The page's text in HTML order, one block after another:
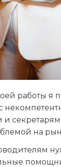
работы я
с
на